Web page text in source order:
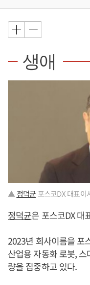
생애
▲ 정덕균 포스코DX 대표이
정덕균은 포스코DX 대
2023년 회사이름을 포
산업용 자동화 로봇,
량을 집중하고 있다.